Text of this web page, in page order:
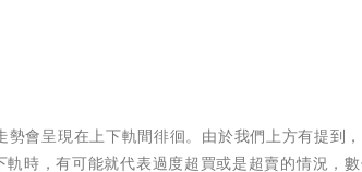
會呈現在上下軌間徘徊。由於我們上方有提到
時，有可能就代表過度超買或是超賣的情況，